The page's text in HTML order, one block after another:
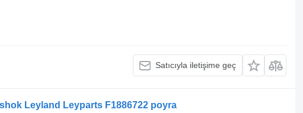
Satıcıyla iletişime geç
Leyland Leyparts F1886722 poyra